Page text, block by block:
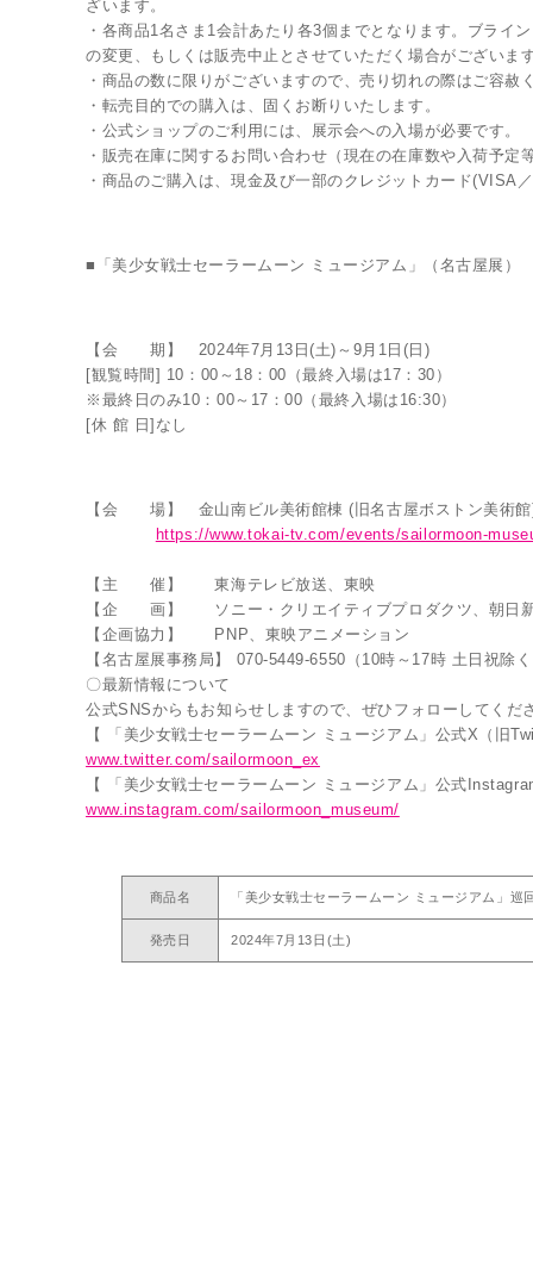
ざいます。
・各商品1名さま1会計あたり各3個までとなります。ブライ
の変更、もしくは販売中止とさせていただく場合がございま
・商品の数に限りがございますので、売り切れの際はご容
・転売目的での購入は、固くお断りいたします。
・公式ショップのご利用には、展示会への入場が必要です。
・販売在庫に関するお問い合わせ（現在の在庫数や入荷予定
・商品のご購入は、現金及び一部のクレジットカード
■「美少女戦士セーラームーン ミュージアム」（名古屋展）
【会 期】 2024年7月13日(土)～9月1日(日)
[観覧時間] 10：00～18：00（最終入場は17：30）
※最終日のみ10：00～17：00（最終入場は16:30）
[休 館 日]なし
【会 場】 金山南ビル美術館棟 (旧名古屋ボストン美術
https://www.tokai-tv.com/events/sailormoon-
【主 催】 東海テレビ放送、東映
【企 画】 ソニー・クリエイティブプロダクツ、朝日
【企画協力】 PNP、東映アニメーション
【名古屋展事務局】 070-5449-6550（10時～17時 土日祝除
〇最新情報について
公式SNSからもお知らせしますので、ぜひフォローしてくだ
【 「美少女戦士セーラームーン ミュージアム」公式X（旧
www.twitter.com/sailormoon_ex
【 「美少女戦士セーラームーン ミュージアム」公式
www.instagram.com/sailormoon_museum/
商品名 「美少女戦士セーラームーン ミュージアム」巡
発売日 2024年7月13日(土)